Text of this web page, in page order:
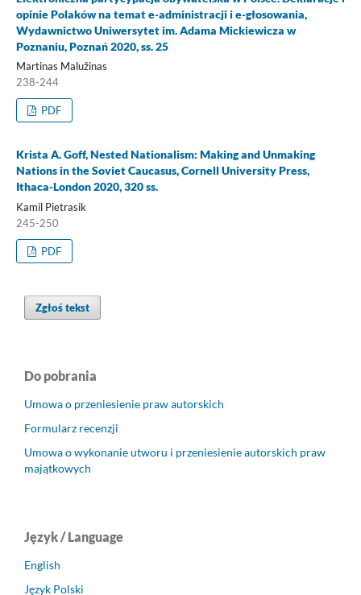
opinie Polaków na temat e-administracji i e-głosowania,
Wydawnictwo Uniwersytet im. Adama Mickiewicza w
Poznaniu, Poznań 2020, ss. 25
Martinas Malužinas
238-244
PDF
Krista A. Goff, Nested Nationalism: Making and Unmaking
Nations in the Soviet Caucasus, Cornell University Press,
Ithaca-London 2020, 320 ss.
Kamil Pietrasik
245-250
PDF
Zgłoś tekst
Do pobrania
Umowa o przeniesienie praw autorskich
Formularz recenzji
Umowa o wykonanie utworu i przeniesienie autorskich praw
majątkowych
Język / Language
English
Język Polski